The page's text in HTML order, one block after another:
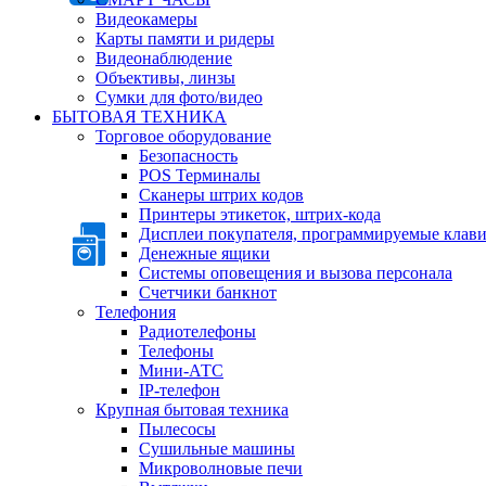
Видеокамеры
Карты памяти и ридеры
Видеонаблюдение
Объективы, линзы
Сумки для фото/видео
БЫТОВАЯ ТЕХНИКА
Торговое оборудование
Безопасность
POS Терминалы
Сканеры штрих кодов
Принтеры этикеток, штрих-кода
Дисплеи покупателя, программируемые
Денежные ящики
Системы оповещения и вызова персонала
Счетчики банкнот
Телефония
Радиотелефоны
Телефоны
Мини-АТС
IP-телефон
Крупная бытовая техника
Пылесосы
Сушильные машины
Микроволновые печи